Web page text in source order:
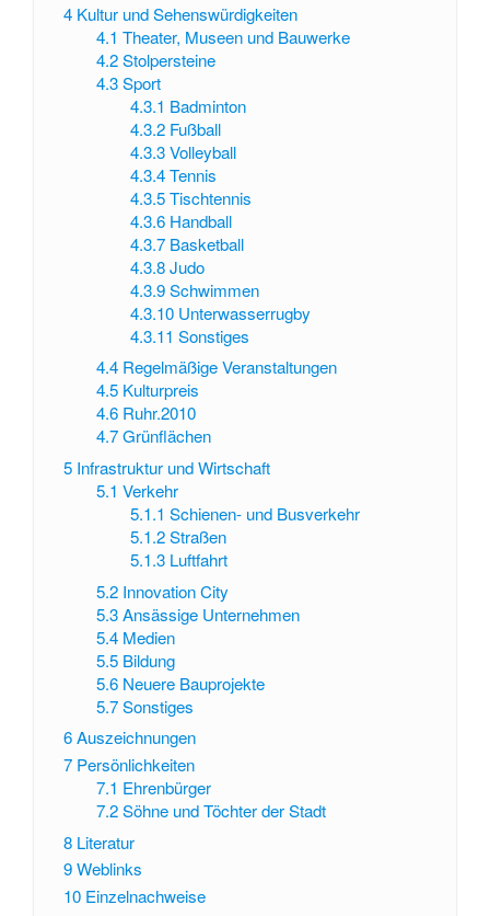
4 Kultur und Sehenswürdigkeiten
4.1 Theater, Museen und Bauwerke
4.2 Stolpersteine
4.3 Sport
4.3.1 Badminton
4.3.2 Fußball
4.3.3 Volleyball
4.3.4 Tennis
4.3.5 Tischtennis
4.3.6 Handball
4.3.7 Basketball
4.3.8 Judo
4.3.9 Schwimmen
4.3.10 Unterwasserrugby
4.3.11 Sonstiges
4.4 Regelmäßige Veranstaltungen
4.5 Kulturpreis
4.6 Ruhr.2010
4.7 Grünflächen
5 Infrastruktur und Wirtschaft
5.1 Verkehr
5.1.1 Schienen- und Busverkehr
5.1.2 Straßen
5.1.3 Luftfahrt
5.2 Innovation City
5.3 Ansässige Unternehmen
5.4 Medien
5.5 Bildung
5.6 Neuere Bauprojekte
5.7 Sonstiges
6Auszeichnungen
7 Persönlichkeiten
7.1 Ehrenbürger
7.2 Söhne und Töchter der Stadt
8 Literatur
9Weblinks
10 Einzelnachweise